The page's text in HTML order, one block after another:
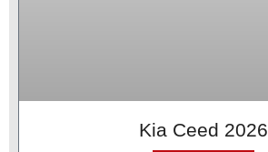
Kia Ceed 2026